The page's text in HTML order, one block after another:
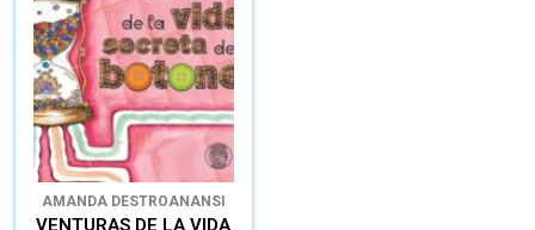
AMANDA DESTROANANSI
DESTROARIANNA DESTRO
VENTURAS DE LA VIDA